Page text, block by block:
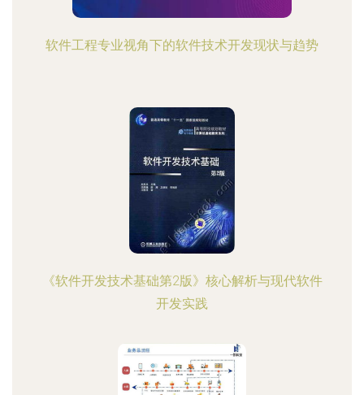
软件工程专业视角下的软件技术开发现状与趋势
《软件开发技术基础第2版》核心解析与现代软件
开发实践